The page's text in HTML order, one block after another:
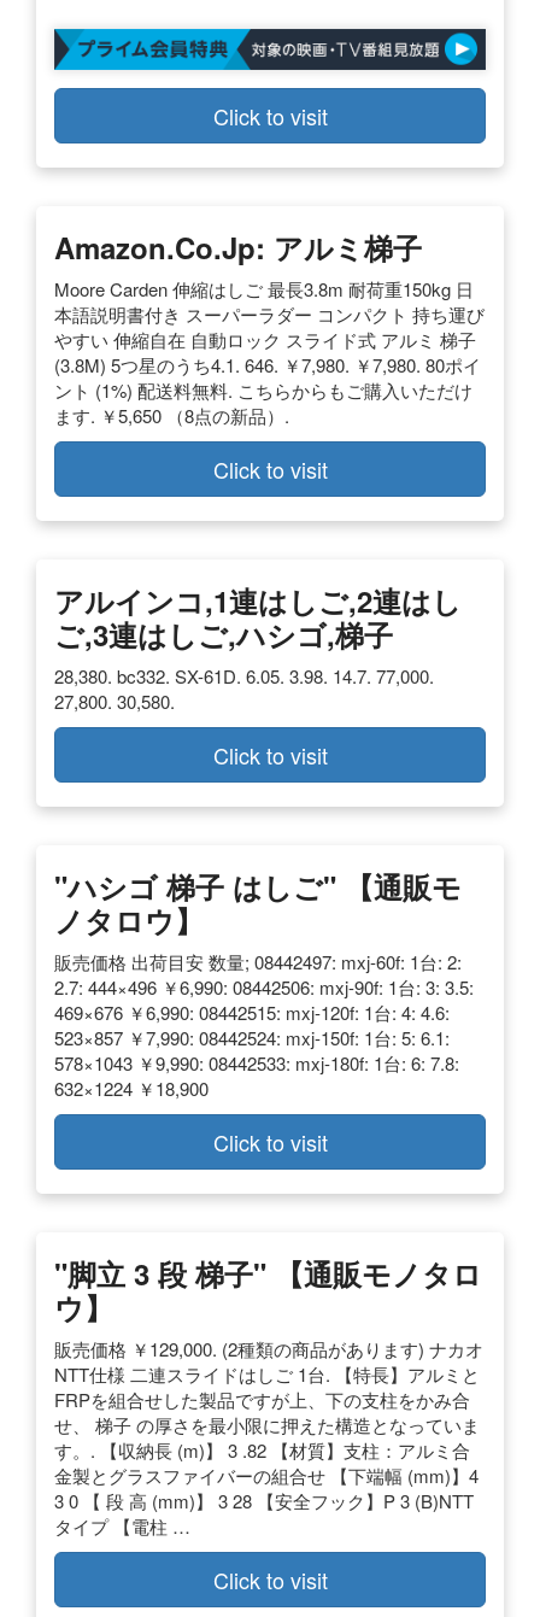
Click to visit
Amazon.co.jp: アルミ梯子
Moore Carden 伸縮はしご 最長3.8m 耐荷重150kg 日
本語説明書付き スーパーラダー コンパクト 持ち運び
やすい 伸縮自在 自動ロック スライド式 アルミ 梯子
(3.8M) 5つ星のうち4.1. 646. ￥7,980. ￥7,980. 80ポイ
ント (1%) 配送料無料. こちらからもご購入いただけ
ます. ￥5,650 （8点の新品）.
Click to visit
アルインコ,1連はしご,2連はし
ご,3連はしご,ハシゴ,梯子
28,380. bc332. SX-61D. 6.05. 3.98. 14.7. 77,000.
27,800. 30,580.
Click to visit
"ハシゴ 梯子 はしご" 【通販モ
ノタロウ】
販売価格 出荷目安 数量; 08442497: mxj-60f: 1台: 2:
2.7: 444×496 ￥6,990: 08442506: mxj-90f: 1台: 3: 3.5:
469×676 ￥6,990: 08442515: mxj-120f: 1台: 4: 4.6:
523×857 ￥7,990: 08442524: mxj-150f: 1台: 5: 6.1:
578×1043 ￥9,990: 08442533: mxj-180f: 1台: 6: 7.8:
632×1224 ￥18,900
Click to visit
"脚立 3 段 梯子" 【通販モノタロ
ウ】
販売価格 ￥129,000. (2種類の商品があります) ナカオ
NTT仕様 二連スライドはしご 1台. 【特長】アルミと
FRPを組合せした製品ですが上、下の支柱をかみ合
せ、 梯子 の厚さを最小限に押えた構造となっていま
す。. 【収納長 (m)】 3 .82 【材質】支柱：アルミ合
金製とグラスファイバーの組合せ 【下端幅 (mm)】4
3 0 【 段 高 (mm)】 3 28 【安全フック】P 3 (B)NTT
タイプ 【電柱 …
Click to visit